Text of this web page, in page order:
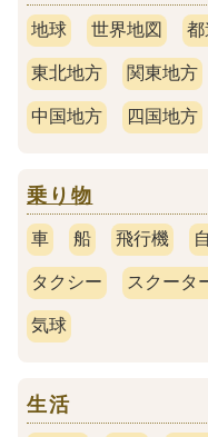
地球 世界地図 都
東北地方 関東地方
中国地方 四国地方
乗り物
車 船 飛行機
タクシー スクータ
気球
生活